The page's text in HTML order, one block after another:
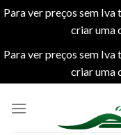
Para ver preços sem
criar uma
Para ver preços sem
criar uma